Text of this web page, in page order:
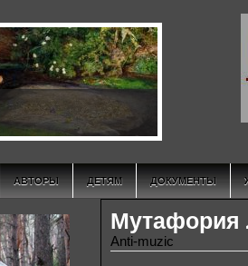
АВТОРЫ ДЕТЯМ ДОКУМЕНТЫ
Мутафория
Anti-muzic